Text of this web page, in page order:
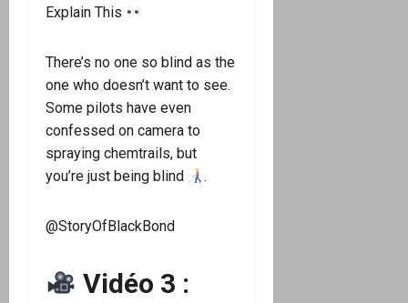
Explain This
There’s no one so blind as the
one who doesn’t want to see.
Some pilots have even
confessed on camera to
spraying chemtrails, but
you’re just being blind
.
@StoryOfBlackBond
Vidéo 3 :